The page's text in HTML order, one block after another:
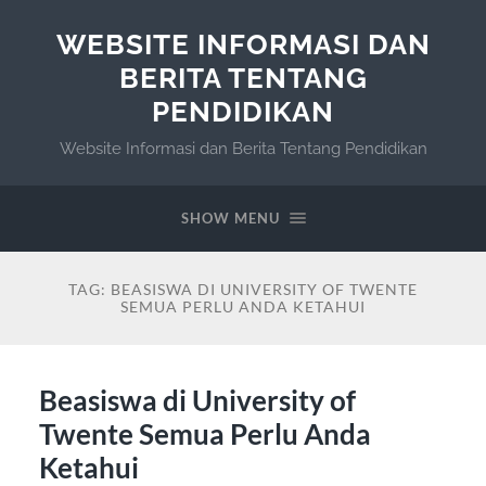
WEBSITE INFORMASI DAN
BERITA TENTANG
PENDIDIKAN
Website Informasi dan Berita Tentang Pendidikan
SHOW MENU
TAG: BEASISWA DI UNIVERSITY OF TWENTE
SEMUA PERLU ANDA KETAHUI
Beasiswa di University of
Twente Semua Perlu Anda
Ketahui